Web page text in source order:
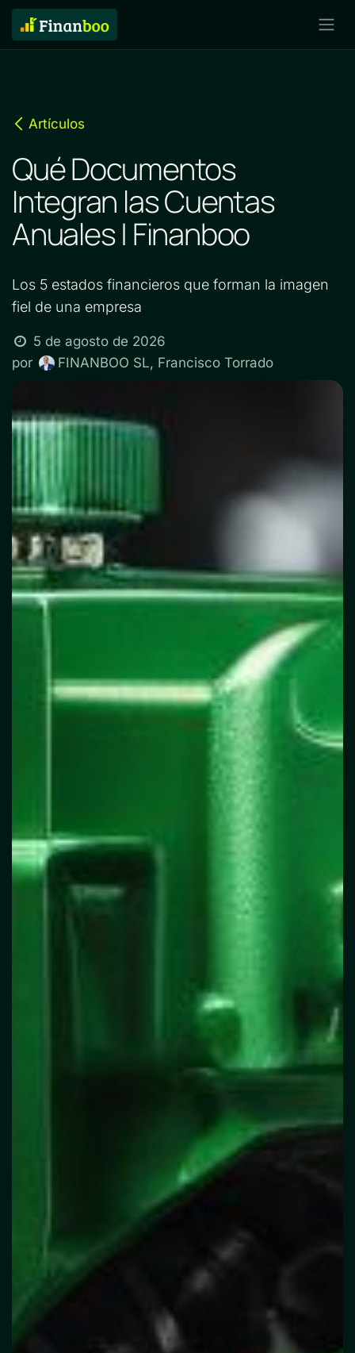
Artículos
Qué Documentos
Integran las Cuentas
Anuales | Finanboo
Los 5 estados financieros que forman la imagen
fiel de una empresa
5 de agosto de 2026
por
FINANBOO SL, Francisco Torrado